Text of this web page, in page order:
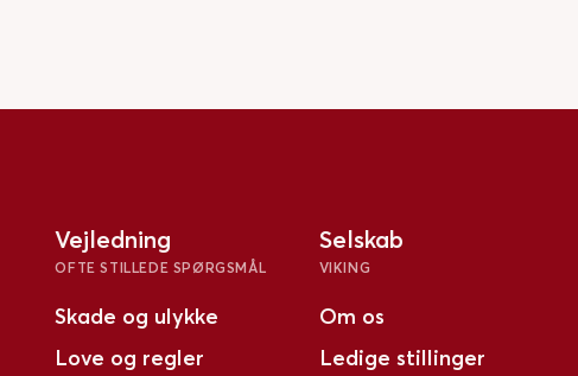
Vejledning
OFTE STILLEDE SPØRGSMÅL
Skade og ulykke
Love og regler
Selskab
VIKING
Om os
Ledige stillinger